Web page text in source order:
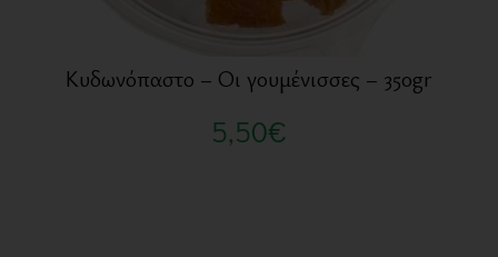
Κυδωνόπαστο – Οι γουμένισσες – 350gr
5,50€